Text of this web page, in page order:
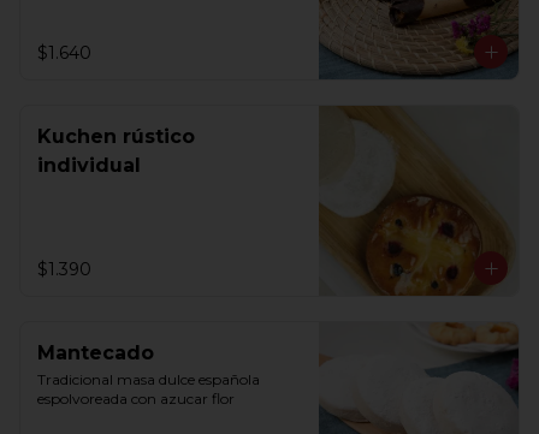
$1.640
Kuchen rústico
individual
$1.390
Mantecado
Tradicional masa dulce española
espolvoreada con azucar flor